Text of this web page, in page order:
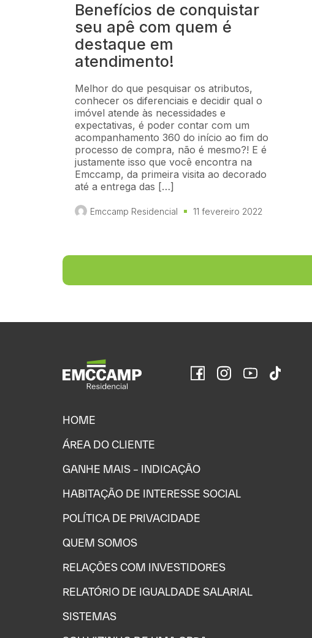
Benefícios de conquistar
seu apê com quem é
destaque em
atendimento!
Melhor do que pesquisar os atributos,
conhecer os diferenciais e decidir qual o
imóvel atende às necessidades e
expectativas, é poder contar com um
acompanhamento 360 do início ao fim do
processo de compra, não é mesmo?! E é
justamente isso que você encontra na
Emccamp, da primeira visita ao decorado
até a entrega das […]
Emccamp Residencial 11 fevereiro 2022
HOME
ÁREA DO CLIENTE
GANHE MAIS – INDICAÇÃO
HABITAÇÃO DE INTERESSE SOCIAL
POLÍTICA DE PRIVACIDADE
QUEM SOMOS
RELAÇÕES COM INVESTIDORES
RELATÓRIO DE IGUALDADE SALARIAL
SISTEMAS